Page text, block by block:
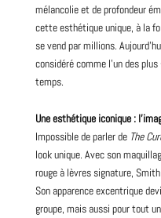
mélancolie et de profondeur
cette esthétique unique, à la
se vend par millions.
considéré comme l’un des
temps.
Une esthétique iconique :
Impossible de parler de The
look unique. Avec son
rouge à lèvres signature,
Son apparence excentrique
groupe, mais aussi pour tout